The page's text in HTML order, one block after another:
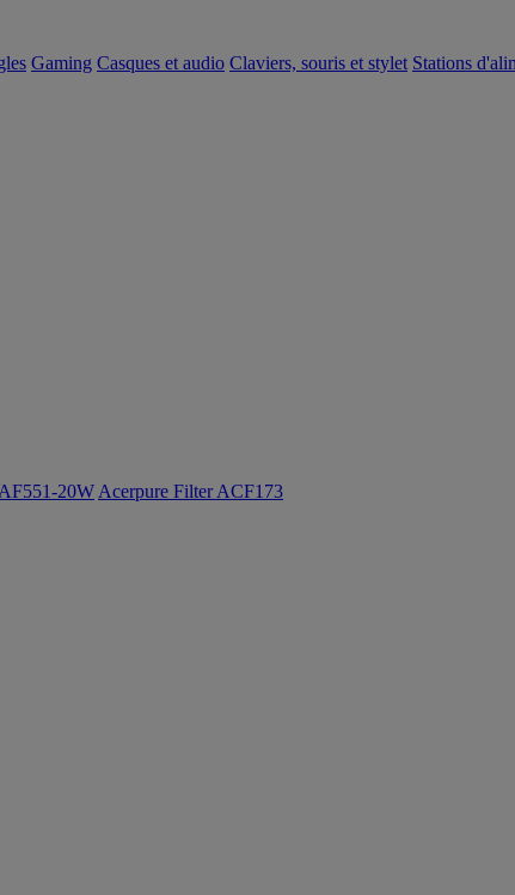
Gaming Casques et audio Claviers, souris et stylet Stations
20W Acerpure Filter ACF173